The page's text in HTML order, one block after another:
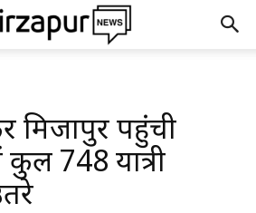
पहुंची
कुल 748 यात्री